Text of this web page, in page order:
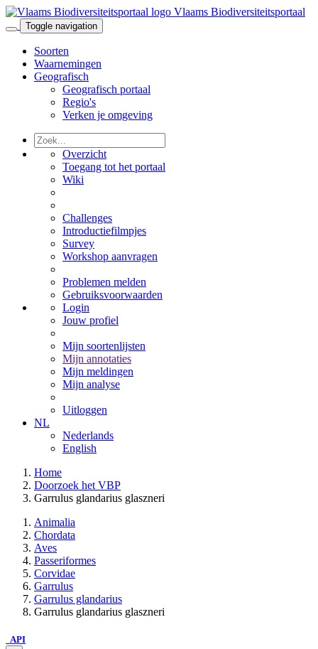
Vlaams Biodiversiteitsportaal
Toggle navigation
Soorten
Waarnemingen
Geografisch
Geografisch portaal
Regio's
Verken je omgeving
Overzicht
Toegang tot het portaal
Wiki
Challenges
Introductiefilmpjes
Survey
Workshop aanvragen
Problemen melden
Gebruiksvoorwaarden
Login
Jouw profiel
Mijn soortenlijsten
Mijn annotaties
Mijn meldingen
Mijn analyse
Uitloggen
NL
Nederlands
English
Home
Doorzoek het VBP
Garrulus glandarius glaszneri
Animalia
Chordata
Aves
Passeriformes
Corvidae
Garrulus
Garrulus glandarius
Garrulus glandarius glaszneri
API